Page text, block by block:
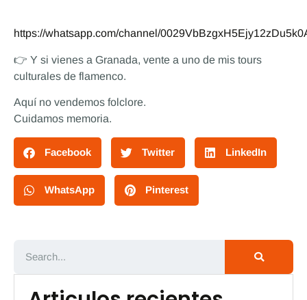
https://whatsapp.com/channel/
👉 Y si vienes a Granada, vente a uno de mis tours
culturales de flamenco.
Aquí no vendemos folclore.
Cuidamos memoria.
Facebook Twitter LinkedIn
WhatsApp Pinterest